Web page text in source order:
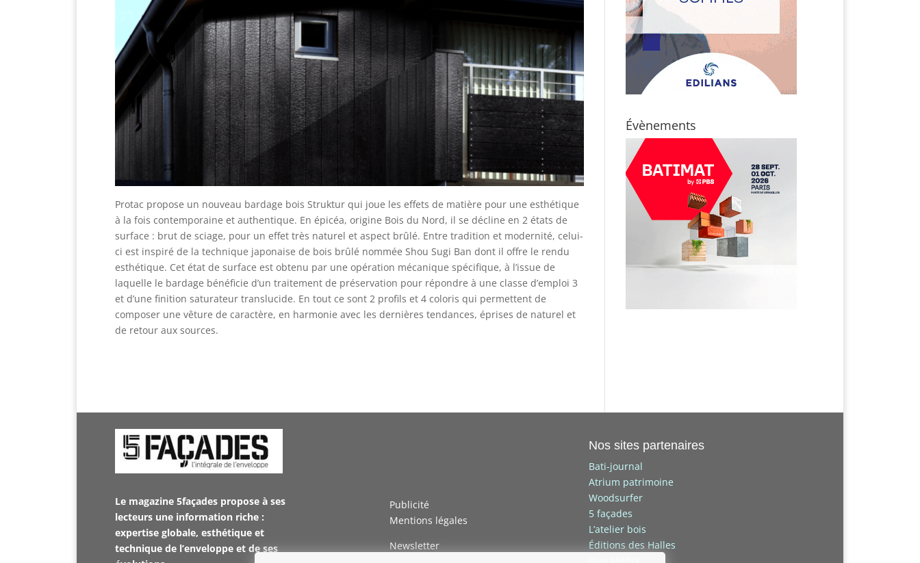
Protac propose un nouveau bardage bois Struktur qui joue les effets de matière pour une esthétique
à la fois contemporaine et authentique. En épicéa, origine Bois du Nord, il se décline en 2 états de
surface : brut de sciage, pour un effet très naturel et aspect brûlé. Entre tradition et modernité, celui-
ci est inspiré de la technique japonaise de bois brûlé nommée Shou Sugi Ban dont il offre le rendu
esthétique. Cet état de surface est obtenu par une opération mécanique spécifique, à l’issue de
laquelle le bardage bénéficie d’un traitement de préservation pour répondre à une classe d’emploi 3
et d’une finition saturateur translucide. En tout ce sont 2 profils et 4 coloris qui permettent de
composer une vêture de caractère, en harmonie avec les dernières tendances, éprises de naturel et
de retour aux sources.
Évènements
Le magazine 5façades propose à ses
lecteurs une information riche :
expertise globale, esthétique et
technique de l’enveloppe et de ses
Publicité
Mentions légales
Newsletter
Nos sites partenaires
Bati-journal
Atrium patrimoine
Woodsurfer
5 façades
L’atelier bois
Éditions des Halles